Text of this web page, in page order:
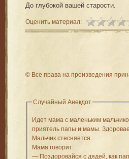
До глубокой вашей старости.
Оценить материал:
© Все права на произведения
Случайный Анекдот
Идет мама с маленьким
приятель папы и мамы.
Мальчик стесняется.
Мама говорит:
— Поздоровайся с дядей, как